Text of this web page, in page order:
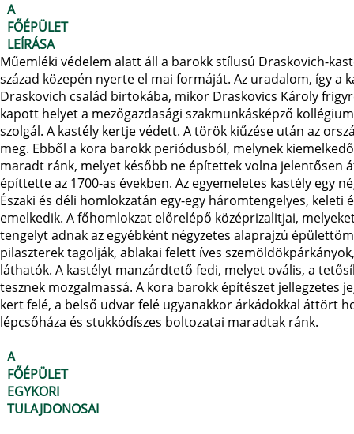
A
FŐÉPÜLET
LEÍRÁSA
Műemléki védelem alatt áll a barokk stílusú Draskovich-
század közepén nyerte el mai formáját. Az uradalom, így a
Draskovich család birtokába, mikor Draskovics Károly
kapott helyet a mezőgazdasági szakmunkásképző
szolgál. A kastély kertje védett. A török kiűzése után az
meg. Ebből a kora barokk periódusból, melynek
maradt ránk, melyet később ne építettek volna jelentősen
építtette az 1700-as években. Az egyemeletes kastély egy
Északi és déli homlokzatán egy-egy háromtengelyes,
emelkedik. A főhomlokzat előrelépő középrizalitjai,
tengelyt adnak az egyébként négyzetes alaprajzú
pilaszterek tagolják, ablakai felett íves
láthatók. A kastélyt manzárdtető fedi, melyet ovális, a
tesznek mozgalmassá. A kora barokk építészet
kert felé, a belső udvar felé ugyanakkor árkádokkal áttört
lépcsőháza és stukkódíszes boltozatai maradtak ránk.
A
FŐÉPÜLET
EGYKORI
TULAJDONOSAI